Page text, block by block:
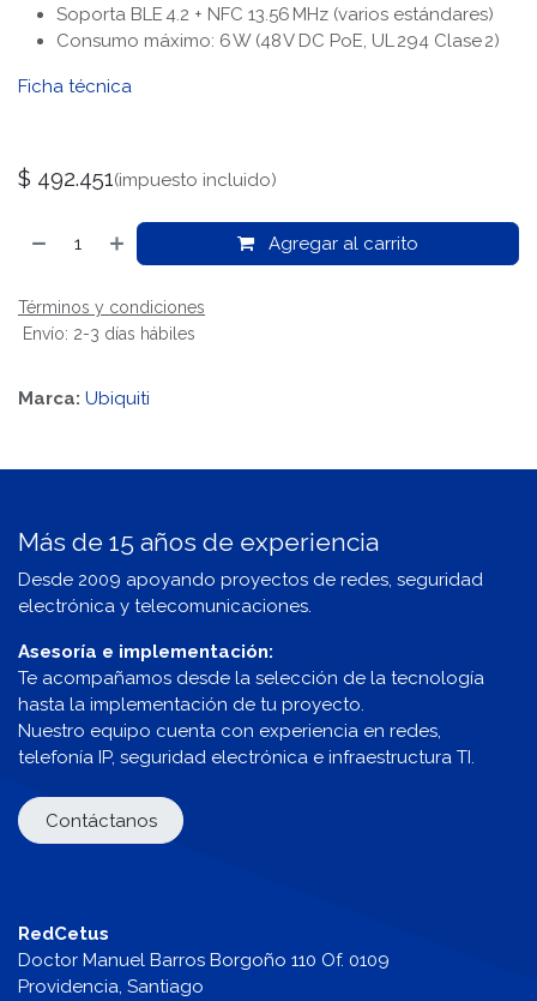
Soporta BLE 4.2 + NFC 13.56 MHz (varios estándares)
Consumo máximo: 6 W (48 V DC PoE, UL 294 Clase 2)
Ficha técnica
$ 492.451(impuesto incluido)
Agregar al carrito
Términos y condiciones
Envío: 2-3 días hábiles
Marca: Ubiquiti
Más de 15 años de experiencia
Desde 2009 apoyando proyectos de redes, seguridad
electrónica y telecomunicaciones.
Asesoría e implementación:
Te acompañamos desde la selección de la tecnología
hasta la implementación de tu proyecto.
Nuestro equipo cuenta con experiencia en redes,
telefonía IP, seguridad electrónica e infraestructura TI.
Contáctanos
RedCetus
Doctor Manuel Barros Borgoño 110 Of. 0109
Providencia, Santiago